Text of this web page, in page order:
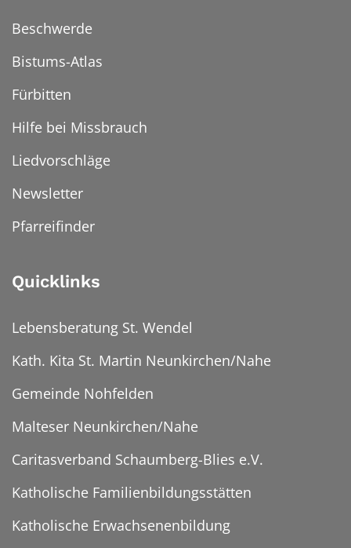
Beschwerde
Bistums-Atlas
Fürbitten
Hilfe bei Missbrauch
Liedvorschläge
Newsletter
Pfarreifinder
Quicklinks
Lebensberatung St. Wendel
Kath. Kita St. Martin Neunkirchen/Nahe
Gemeinde Nohfelden
Malteser Neunkirchen/Nahe
Caritasverband Schaumberg-Blies e.V.
Katholische Familienbildungsstätten
Katholische Erwachsenenbildung